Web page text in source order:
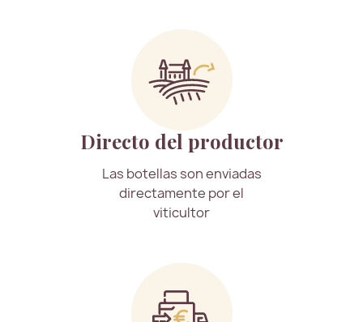
Directo del productor
Las botellas son enviadas
directamente por el
viticultor